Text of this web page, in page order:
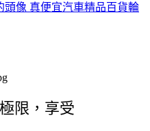
真便宜汽車精品百貨輪
限，享受